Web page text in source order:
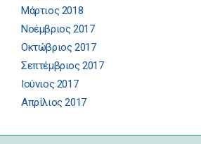
Μάρτιος 2018
Νοέμβριος 2017
Οκτώβριος 2017
Σεπτέμβριος 2017
Ιούνιος 2017
Απρίλιος 2017